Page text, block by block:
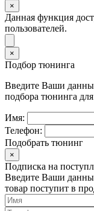
×
Данная функция
пользователей.
×
Подбор тюнинга
Введите Ваши
подбора тюнинга
Имя:
Телефон:
Подобрать тюнинг
×
Подписка на
Введите Ваши
товар поступит в